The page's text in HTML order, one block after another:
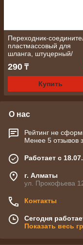
Переходник-
пластмассовый для
шланга, штуцерный/
290 ₸
Купить
О нас
Рейтинг не
Менее 5 отзывов
Работает с
г. Алматы
ул. Прокофьева
Контакты
Сегодня
Показать весь